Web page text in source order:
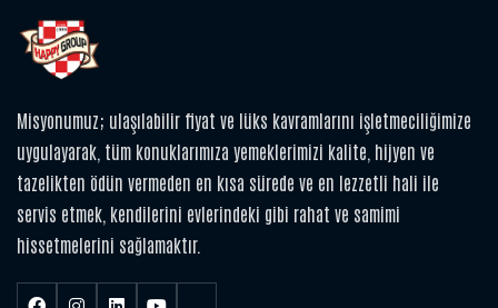
Misyonumuz; ulaşılabilir fiyat ve lüks kavramlarını işletmeciliğimize
uygulayarak, tüm konuklarımıza yemeklerimizi kalite, hijyen ve
tazelikten ödün vermeden en kısa sürede ve en lezzetli hali ile
servis etmek, kendilerini evlerindeki gibi rahat ve samimi
hissetmelerini sağlamaktır.